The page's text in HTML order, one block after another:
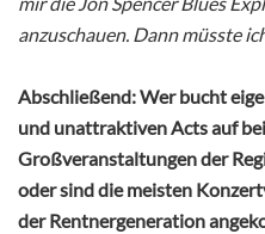
anzuschauen. Dann müsste
Abschließend: Wer bucht
und unattraktiven Acts auf
Großveranstaltungen der
oder sind die meisten
der Rentnergeneration